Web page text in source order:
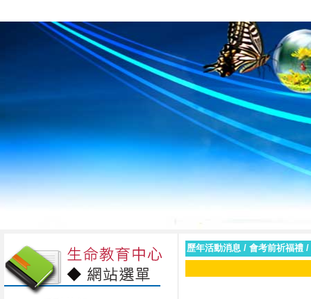
歷年活動消息 / 會考前祈福禮 /